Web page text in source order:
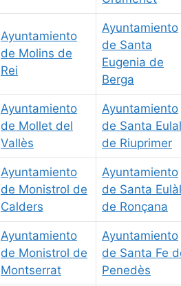
Ayuntamiento
de Molins de
Rei
Ayuntamiento
de Santa
Eugenia de
Berga
Ayuntamiento
de Mollet del
Vallès
Ayuntamiento
de Santa
de Riuprimer
Ayuntamiento
de Monistrol de
Calders
Ayuntamiento
de Santa
de Ronçana
Ayuntamiento
de Monistrol de
Montserrat
Ayuntamiento
de Santa Fe
Penedès